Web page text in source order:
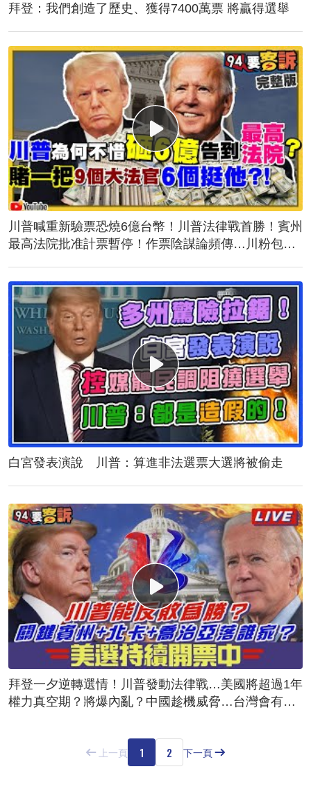
拜登：我們創造了歷史、獲得7400萬票 將贏得選舉
川普喊重新驗票恐燒6億台幣！川普法律戰首勝！賓州
最高法院批准計票暫停！作票陰謀論頻傳…川粉包圍
白宮發表演說 川普：算進非法選票大選將被偷走
拜登一夕逆轉選情！川普發動法律戰…美國將超過1年
權力真空期？將爆內亂？中國趁機威脅…台灣會有危
上一頁 1 2 下一頁